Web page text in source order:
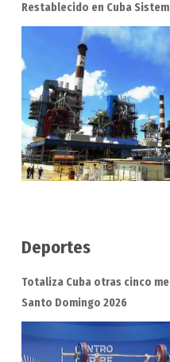
Restablecido en Cuba
Deportes
Totaliza Cuba otras cinco
Santo Domingo 2026